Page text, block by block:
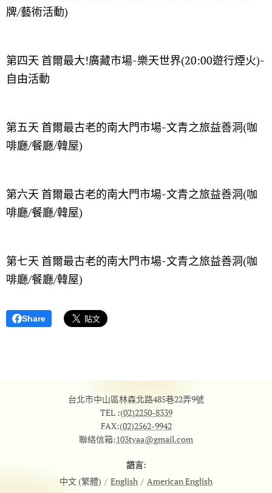
牌/藝術活動)
第四天 首爾最大!廣藏市場-樂天世界(20:00遊行煙火)-
自由活動
第五天 首爾最古老的南大門市場-文青之旅益善洞(咖
啡廳/餐廳/韓屋)
第六天 首爾最古老的南大門市場-文青之旅益善洞(咖
啡廳/餐廳/韓屋)
第七天 首爾最古老的南大門市場-文青之旅益善洞(咖
啡廳/餐廳/韓屋)
Share
台北市中山區林森北路485巷22弄9號
TEL :(02)2250-8339
FAX:(02)2562-9942
聯絡信箱:103tyaa@gmail.com
語言
中文 (繁體)
English American English